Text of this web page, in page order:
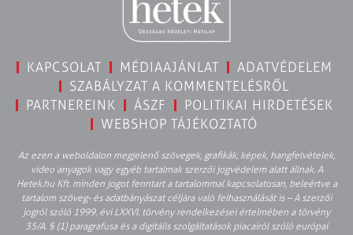
KAPCSOLAT MÉDIAAJÁNLAT
ADATVÉDELEM
SZABÁLYZAT A KOMMENTELÉSRŐL
PARTNEREINK
ÁSZF
POLITIKAI HIRDETÉSEK
WEBSHOP TÁJÉKOZTATÓ
Az ezen a weboldalon megjelenő szövegek, grafikák, képek, hangfelvételek,
video anyagok vagy egyéb tartalmak szerzői jogvédelem alatt állnak. A
Hetek.hu Kft. minden jogot fenntart a tartalommal kapcsolatosan, beleértve a
tartalom szöveg- és adatbányászat céljára való felhasználását is – A szerzői
jogról szóló 1999. évi LXXVI. törvény rendelkezései értelmében a törvény
35/A. § (1) paragrafusa és a digitális szolgáltatások piacairól szóló európai